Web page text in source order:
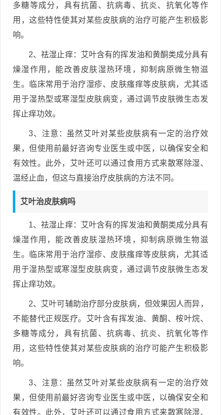
多糖等成分，具有抗菌、抗病毒、抗炎、抗氧化等作
用，这些特性使其对某些皮肤病的治疗可能产生积极影
响。
2、祛湿止痒：艾叶含有的挥发油和黄酮类成分具有
燥湿作用，能改善皮肤湿热环境，抑制病原微生物滋
生。临床常用于治疗湿疹、皮肤瘙痒等皮肤病，尤其适
用于湿热型或寒湿型皮肤病变，通过调节皮肤微生态发
挥止痒功效。
3、注意：虽然艾叶对某些皮肤病有一定的治疗效
果，但使用前最好咨询专业医生或中医，以确保安全和
有效性。此外，艾叶还可以通过食用方式来散寒除湿、
温经止血，但这与直接治疗皮肤病的方法不同。
艾叶治皮肤病吗
1、祛湿止痒：艾叶含有的挥发油和黄酮类成分具有
燥湿作用，能改善皮肤湿热环境，抑制病原微生物滋
生。临床常用于治疗湿疹、皮肤瘙痒等皮肤病，尤其适
用于湿热型或寒湿型皮肤病变，通过调节皮肤微生态发
挥止痒功效。
2、艾叶可辅助治疗部分皮肤病，但效果因人而异，
不能替代正规医疗。艾叶含有挥发油、黄酮、桉叶烷、
多糖等成分，具有抗菌、抗病毒、抗炎、抗氧化等作
用，这些特性使其对某些皮肤病的治疗可能产生积极影
响。
3、注意：虽然艾叶对某些皮肤病有一定的治疗效
果，但使用前最好咨询专业医生或中医，以确保安全和
有效性。此外，艾叶还可以通过食用方式来散寒除湿、